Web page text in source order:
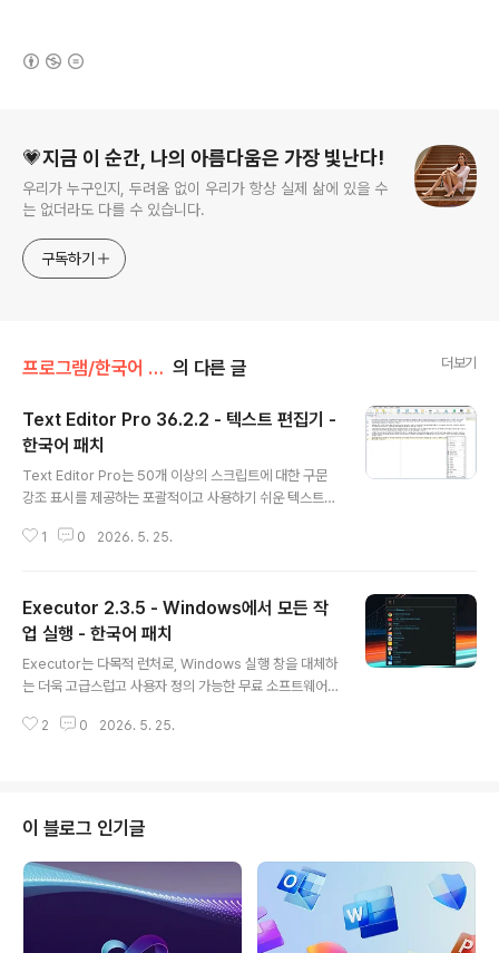
💗지금 이 순간, 나의 아름다움은 가장 빛난다!
우리가 누구인지, 두려움 없이 우리가 항상 실제 삶에 있을 수
는 없더라도 다를 수 있습니다.
구독하기
프로그램/한국어 패치 의 다른 글 더보기
Text Editor Pro 36.2.2 - 텍스트 편집기 -
한국어 패치
Text Editor Pro는 50개 이상의 스크립트에 대한 구문
강조 표시를 제공하는 포괄적이고 사용하기 쉬운 텍스트
T Graph Drawing, DSP, DWScript, Fortran, Foxpr
or Pro는 거의 모든 프로그래머에게 어필할 수 있는 귀중
한 도구가 됩니다.응용 프로그램의 그래픽 디자인이 얼마
나 멋져 보이는지 바로 확인하실 수 있습니다. 단순성과 접
근 용이성에 초점을 맞춥니다. 자주 사용하는 모든 도구는
른쪽 버튼 클릭 상황에 맞는..
1 0 2026. 5. 25.
Executor 2.3.5 - Windows에서 모든 작
업 실행 - 한국어 패치
Executor는 다목적 런처로, Windows 실행 창을 대체하
는 더욱 고급스럽고 사용자 정의 가능한 무료 소프트웨어
키워드를 기억합니다. 시작 메뉴, 바탕 화면 및 시스템의 다
의할 수 있으며 알파 블렌딩 효과도 지원합니다. Executo
r는 다양한 스킨을 기본 제공하며, 사용자 지정 스킨을 직
접 만들 수도 있습니다.무엇이든 즉시 실행하세요.Execut
or는 Windows용 데스크톱 워크플로 애플리케이션입니
다.일상적인 워크플로 속도를 높이고, 무엇이든 열고, 모든
2 0 2026. 5. 25.
이 블로그 인기글